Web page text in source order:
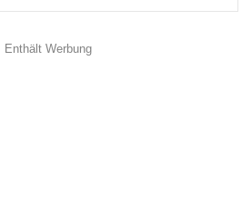
Enthält Werbung